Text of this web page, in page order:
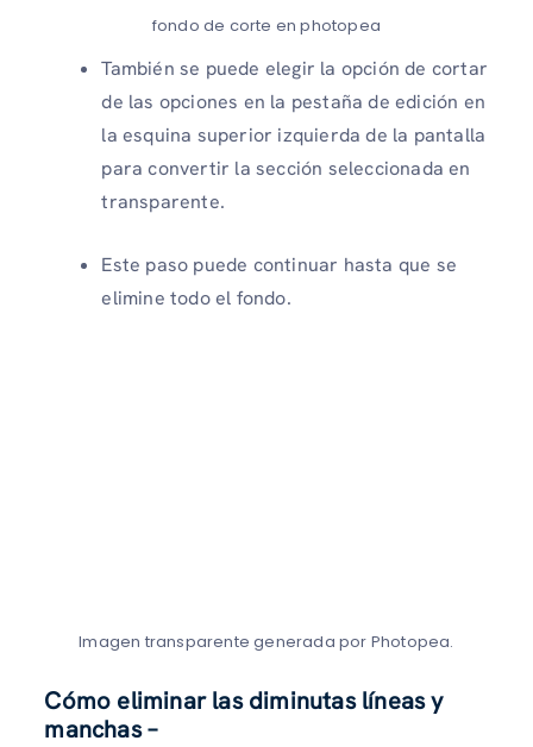
fondo de corte en photopea
También se puede elegir la opción de cortar
de las opciones en la pestaña de edición en
la esquina superior izquierda de la pantalla
para convertir la sección seleccionada en
transparente.
Este paso puede continuar hasta que se
elimine todo el fondo.
Imagen transparente generada por Photopea.
Cómo eliminar las diminutas líneas y
manchas –